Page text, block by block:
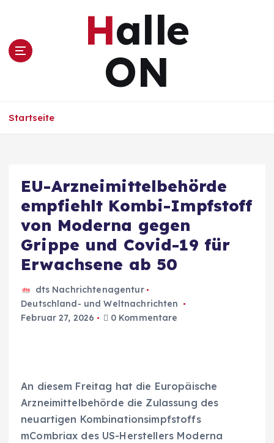
s
Halle
ON
Startseite
EU-Arzneimittelbehörde
empfiehlt Kombi-Impfstoff
von Moderna gegen
Grippe und Covid-19 für
Erwachsene ab 50
dts Nachrichtenagentur
Deutschland- und Weltnachrichten
Februar 27, 2026
0 Kommentare
An diesem Freitag hat die Europäische
Arzneimittelbehörde die Zulassung des
neuartigen Kombinationsimpfstoffs
mCombriax des US-Herstellers Moderna